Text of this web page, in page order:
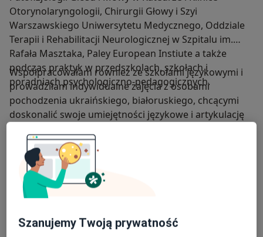
Otorynolaryngologii, Chirurgii Głowy i Szyi
Warszawskiego Uniwersytetu Medycznego, Oddziale
Terapii i Rehabilitacji Neurologicznej w Szpitalu im.
Rafała Masztaka, Paley European Instiute a także
podczas praktyk w przedszkolach, szkołach i
poradniach psychologiczno-pedagogicznych.
Współpracowałam również ze szkołami językowymi i
prowadziłam indywidualne zajęcia z osobami
pochodzenia ukraińskiego, białoruskiego, chcącymi
doskonalić swoje umiejętności językowe i artykulację
Chcąc zapewnić pacjentom jak najlepsze wsparcie w
ramach swojej specjalizacji współpracuję z lekarzami,
fizjoterapeutami, terapeutami SI a także stale staram
udział w dodatkowych szkoleniach i kursach.
Szanujemy Twoją prywatność